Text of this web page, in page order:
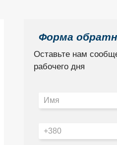
Форма
Оставьте нам
рабочего дня